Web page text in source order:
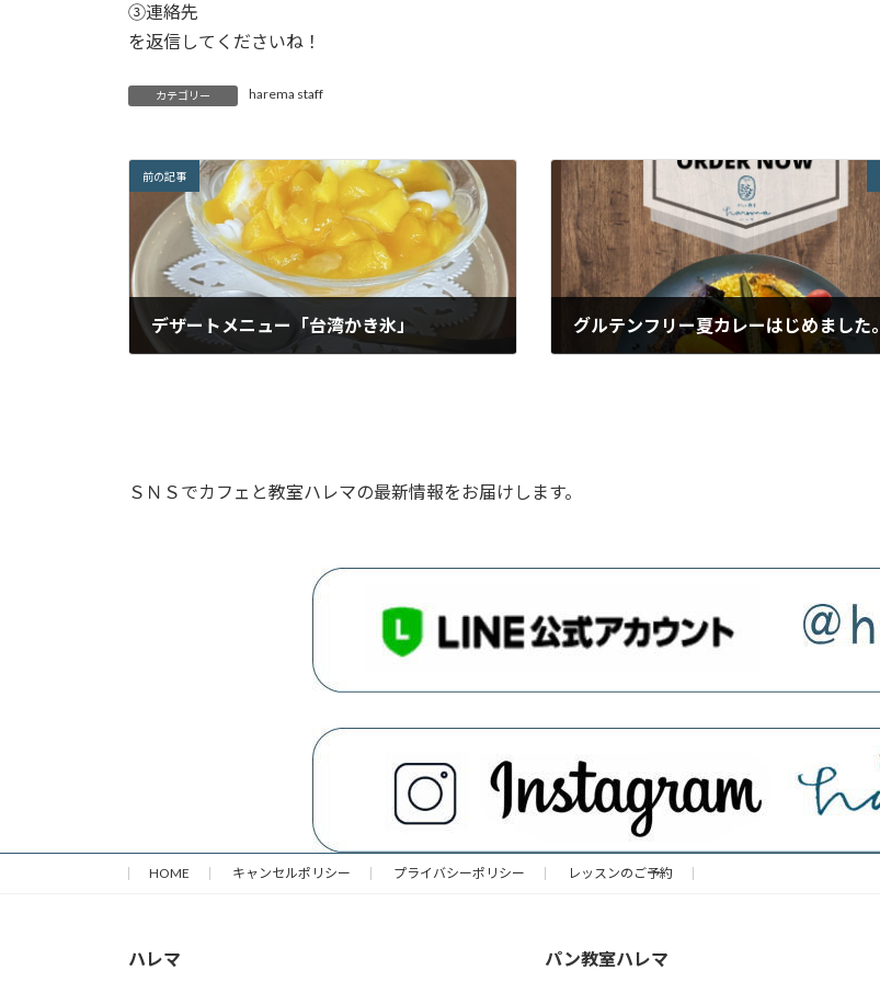
③連絡先
を返信してくださいね！
カテゴリー harema staff
前の記事
デザートメニュー「台湾かき氷」 グルテンフリー夏カレーはじめました。
ＳＮＳでカフェと教室ハレマの最新情報をお届けします。
HOME キャンセルポリシー プライバシーポリシー レッスンのご予約
ハレマ パン教室ハレマ